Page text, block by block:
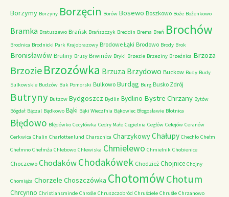
Borzymy Borzyny Borzęcin Borów Bosewo Boszkowo Boże Bożenkowo
Bramka Bratuszewo Brańsk Brańszczyk Breddin Brema Breń Brochów
Brodnica Brodnicki Park Krajobrazowy Brodowe Łąki Brodowo Brody Brok
Bronisławów Bruliny Brusy Brwinów Bryki Brzezie Brzeziny Brzeźnica Brzoza
Brzozie Brzozówka Brzuza Brzydowo Buckow Budy Budy
Sulkowskie Budzów Buk Pomorski Bulkowo Burdąg Burg Busko Zdrój
Butryny Butzow Bydgoszcz Bydlin Bydlino Bystre Chrzany Bytów
Bógdał Bączal Bądkowo Bąki Bąki Wieczfnia Bąkowiec Błogosławie Błotnica
Błędowo Błędówko Cecylówka Cedry Małe Cegielnia Cegłów Celejów Ceranów
Cerkwica Chalin Charlottenlund Charsznica CharzykowyChałupy Chechło Chełm
Chełmno Chełmża Chlebowo Chlewiska Chmielewo Chmielnik Chobienice
Choczewo ChodakówChodakówek Chodzież Chojnice Chojny
Chomiąża Chorzele Choszczówka ChotomówChotum
Chrcynno Christiansminde Chrośle Chruszczobród Chruściele Chruśle Chrzanowo